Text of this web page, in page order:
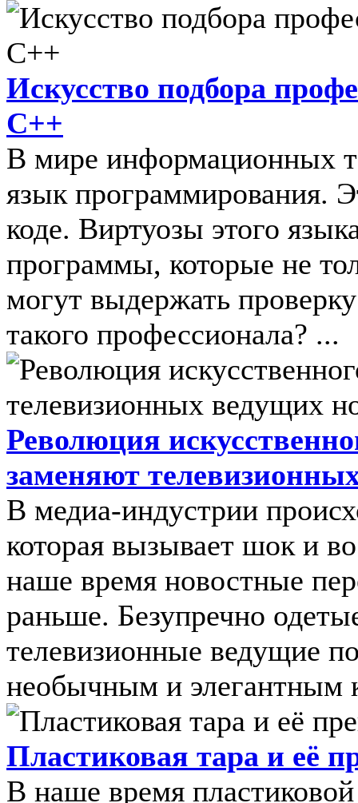
Искусство подбора
C++
В мире информационных
язык программирования.
коде. Виртуозы этого
программы, которые не
могут выдержать
такого профессионала? ...
Революция
заменяют
В медиа-индустрии
которая вызывает шок и
наше время новостные
раньше. Безупречно
телевизионные ведущие
необычным и элегантным
Пластиковая тара и её
В наше время